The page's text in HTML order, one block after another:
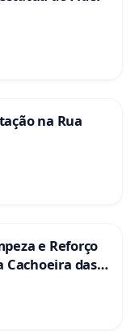
na Rua
e Reforço
Cachoeira das